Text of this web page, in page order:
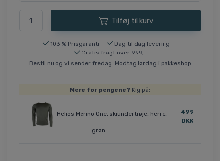
Tilføj til kurv
103 % Prisgaranti
Dag til dag levering
Gratis fragt over 999,-
Bestil nu og vi sender fredag. Modtag lørdag i pakkeshop
Mere for pengene? Kig på:
Helios Merino One, skiundertrøje, herre,
grøn
499
DKK